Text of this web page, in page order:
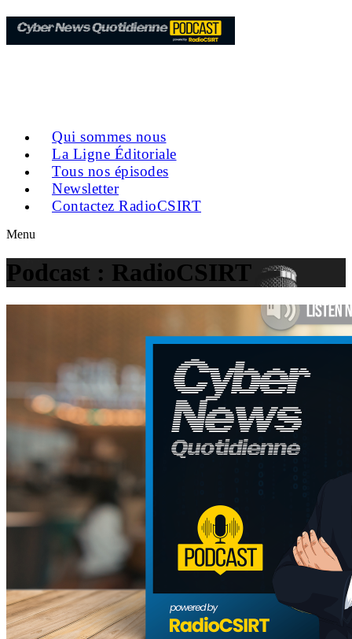
Qui sommes nous
La Ligne Éditoriale
Tous nos épisodes
Newsletter
Contactez RadioCSIRT
Menu
Podcast : RadioCSIRT